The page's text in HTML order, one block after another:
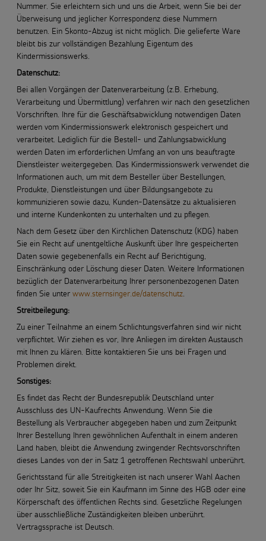
Nummer. Sie erleichtern sich und uns die Arbeit, wenn Sie bei der
Überweisung und jeglicher Korrespondenz diese Nummern
benutzen. Ein Skonto-Abzug ist nicht möglich. Die gelieferte Ware
bleibt bis zur vollständigen Bezahlung Eigentum des
Kindermissionswerks.
Datenschutz:
Bei allen Vorgängen der Datenverarbeitung (z.B. Erhebung,
Verarbeitung und Übermittlung) verfahren wir nach den gesetzlichen
Vorschriften. Ihre für die Geschäftsabwicklung notwendigen Daten
werden vom Kindermissionswerk elektronisch gespeichert und
verarbeitet. Lediglich für die Bestell- und Zahlungsabwicklung
werden Daten im erforderlichen Umfang an von uns beauftragte
Dienstleister weitergegeben. Das Kindermissionswerk verwendet die
Informationen auch, um mit dem Besteller über Bestellungen,
Produkte, Dienstleistungen und über Bildungsangebote zu
kommunizieren sowie dazu, Kunden-Datensätze zu aktualisieren
und interne Kundenkonten zu unterhalten und zu pflegen.
Nach dem Gesetz über den Kirchlichen Datenschutz (KDG) haben
Sie ein Recht auf unentgeltliche Auskunft über Ihre gespeicherten
Daten sowie gegebenenfalls ein Recht auf Berichtigung,
Einschränkung oder Löschung dieser Daten. Weitere Informationen
bezüglich der Datenverarbeitung Ihrer personenbezogenen Daten
finden Sie unter www.sternsinger.de/datenschutz.
Streitbeilegung:
Zu einer Teilnahme an einem Schlichtungsverfahren sind wir nicht
verpflichtet. Wir ziehen es vor, Ihre Anliegen im direkten Austausch
mit Ihnen zu klären. Bitte kontaktieren Sie uns bei Fragen und
Problemen direkt.
Sonstiges:
Es findet das Recht der Bundesrepublik Deutschland unter
Ausschluss des UN-Kaufrechts Anwendung. Wenn Sie die
Bestellung als Verbraucher abgegeben haben und zum Zeitpunkt
Ihrer Bestellung Ihren gewöhnlichen Aufenthalt in einem anderen
Land haben, bleibt die Anwendung zwingender Rechtsvorschriften
dieses Landes von der in Satz 1 getroffenen Rechtswahl unberührt.
Gerichtsstand für alle Streitigkeiten ist nach unserer Wahl Aachen
oder Ihr Sitz, soweit Sie ein Kaufmann im Sinne des HGB oder eine
Körperschaft des öffentlichen Rechts sind. Gesetzliche Regelungen
über ausschließliche Zuständigkeiten bleiben unberührt.
Vertragssprache ist Deutsch.